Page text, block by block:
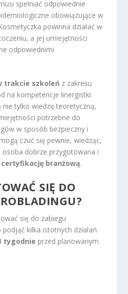
spełniać odpowiednie
obowiązujące w
powinna działać w
a jej umiejętności
odpowiednimi
trakcie szkoleń z zakresu
na kompetencje linergistki.
tylko wiedzę teoretyczną,
potrzebne do
w sposób bezpieczny i
czuć się pewnie, wiedząc,
osoba dobrze przygotowana i
certyfikację branżową.
SIĘ DO
się do zabiegu
podjąć kilka istotnych działań.
tygodnie przed planowanym